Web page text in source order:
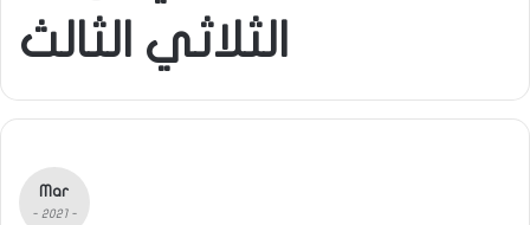
الثلاثي الثالث
Mar
- 2021 -